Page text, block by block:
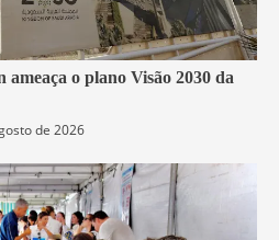
o plano Visão 2030 da
de 2026